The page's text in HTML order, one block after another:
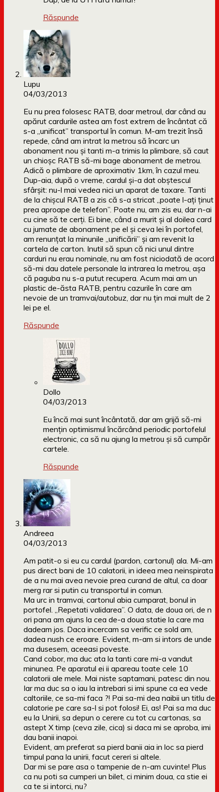
Răspunde
Lupu
04/03/2013
Eu nu prea folosesc RATB, doar metroul, dar când au
apărut cardurile astea am fost extrem de încântat că
s-a „unificat” transportul în comun. M-am trezit însă
repede, când am intrat la metrou să încarc un
abonament nou și tanti m-a trimis la plimbare, să caut
un chioșc RATB să-mi bage abonament de metrou.
Adică o plimbare de aproximativ 1km, în cazul meu.
Dup-aia, după o vreme, cardul și-a dat obștescul
sfârșit: nu-l mai vedea nici un aparat de taxare. Tanti
de la chișcul RATB a zis că s-a stricat „poate l-ați ținut
prea aproape de telefon”. Poate nu, am zis eu, dar n-ai
cu cine să te cerți. Ei bine, când a murit și al doilea card
cu jumate de abonament pe el și ceva lei în portofel,
am renunțat la minunile „unificării” și am revenit la
cartela de carton. Inutil să spun că nici unul dintre
carduri nu erau nominale, nu am fost niciodată de acord
să-mi dau datele personale la intrarea la metrou, așa
că paguba nu s-a putut recupera. Acum mai am un
plastic de-ăsta RATB, pentru cazurile în care am
nevoie de un tramvai/autobuz, dar nu țin mai mult de 2
lei pe el.
Răspunde
Dollo
04/03/2013
Eu încă mai sunt încântată, dar am grijă să-mi
mențin optimismul încărcând periodic portofelul
electronic, ca să nu ajung la metrou și să cumpăr
cartele.
Răspunde
Andreea
04/03/2013
Am patit-o si eu cu cardul (pardon, cartonul) ala. Mi-am
pus direct bani de 10 calatorii, in ideea mea neinspirata
de a nu mai avea nevoie prea curand de altul, ca doar
merg rar si putin cu transportul in comun.
Ma urc in tramvai, cartonul abia cumparat, bonul in
portofel. „Repetati validarea”. O data, de doua ori, de n
ori pana am ajuns la cea de-a doua statie la care ma
dadeam jos. Daca incercam sa verific ce sold am,
dadea nush ce eroare. Evident, m-am si intors de unde
ma dusesem, aceeasi poveste.
Cand cobor, ma duc ata la tanti care mi-a vandut
minunea. Pe aparatul ei ii apareau toate cele 10
calatorii ale mele. Mai niste saptamani, patesc din nou.
Iar ma duc sa o iau la intrebari si imi spune ca ea vede
caltoriile, ce sa-mi faca ?! Pai sa-mi dea naibii un titlu de
calatorie pe care sa-l si pot folosi! Ei, as! Pai sa ma duc
eu la Unirii, sa depun o cerere cu tot cu cartonas, sa
astept X timp (ceva zile, cica) si daca mi se aproba, imi
dau banii inapoi.
Evident, am preferat sa pierd banii aia in loc sa pierd
timpul pana la unirii, facut cereri si altele.
Dar mi se pare asa o tampenie de n-am cuvinte! Plus
ca nu poti sa cumperi un bilet, ci minim doua, ca stie ei
ca te si intorci, nu?